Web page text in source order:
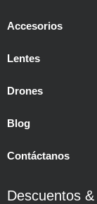
Accesorios
Lentes
Drones
Blog
Contáctanos
Descuentos